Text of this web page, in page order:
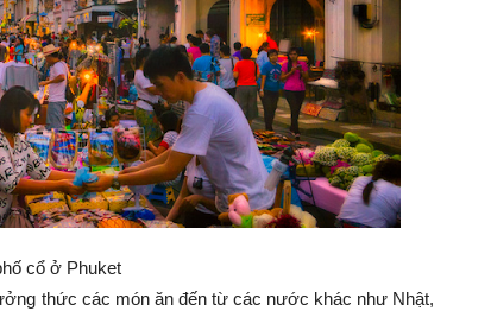
cổ ở Phuket
thức các món ăn đến từ các nước khác như Nhật,